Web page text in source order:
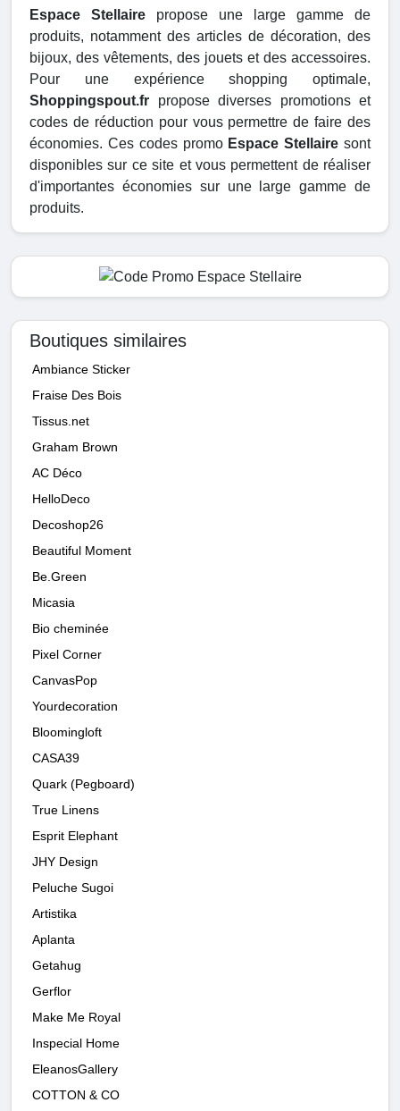
Espace Stellaire propose une large gamme de
produits, notamment des articles de décoration, des
bijoux, des vêtements, des jouets et des accessoires.
Pour une expérience shopping optimale,
Shoppingspout.fr propose diverses promotions et
codes de réduction pour vous permettre de faire des
économies. Ces codes promo Espace Stellaire sont
disponibles sur ce site et vous permettent de réaliser
d'importantes économies sur une large gamme de
produits.
Boutiques similaires
Ambiance Sticker
Fraise Des Bois
Tissus.net
Graham Brown
AC Déco
HelloDeco
Decoshop26
Beautiful Moment
Be.Green
Micasia
Bio cheminée
Pixel Corner
CanvasPop
Yourdecoration
Bloomingloft
CASA39
Quark (Pegboard)
True Linens
Esprit Elephant
JHY Design
Peluche Sugoi
Artistika
Aplanta
Getahug
Gerflor
Make Me Royal
Inspecial Home
EleanosGallery
COTTON & CO